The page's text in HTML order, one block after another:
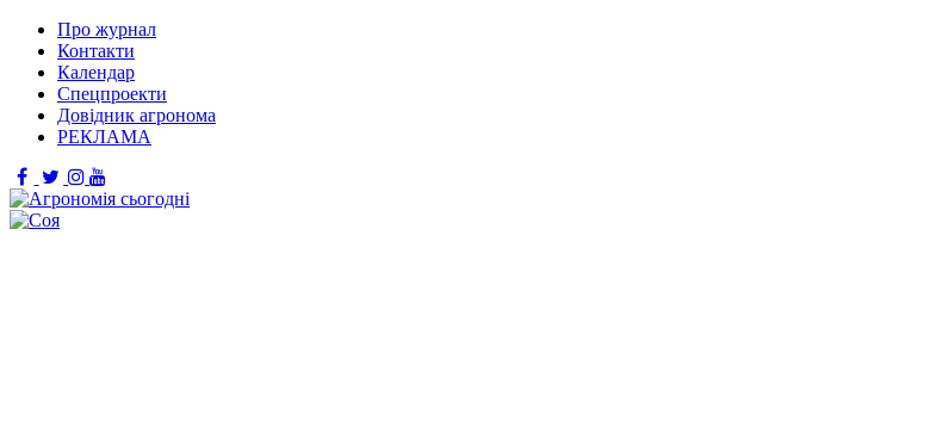
Про журнал
Контакти
Календар
Спецпроекти
Довідник агронома
РЕКЛАМА